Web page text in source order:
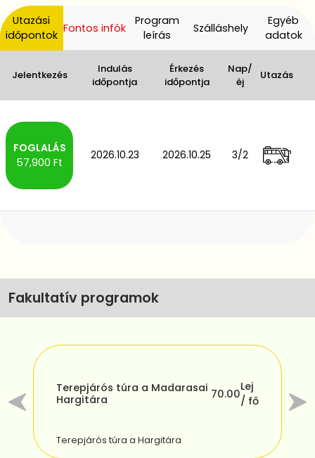
Utazási
időpontok
Fontos infók
Program
leírás
Szálláshely
Egyéb
adatok
Jelentkezés
Indulás
időpontja
Érkezés
időpontja
Nap/
éj
Utazás
57,900 Ft
2026.10.23 2026.10.25 3/2
Fakultatív programok
Terepjárós túra a Madarasai
Hargitára
70.00
Lej
/ fő